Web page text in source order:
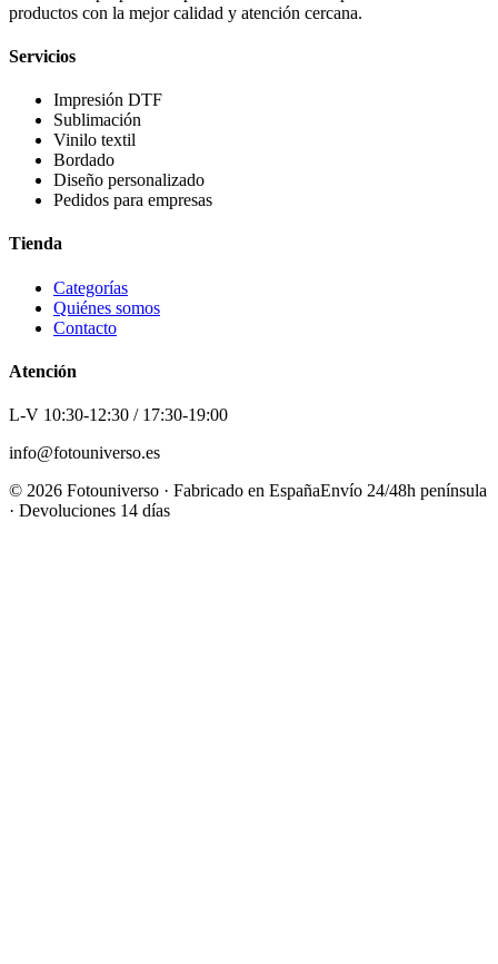
productos con la mejor calidad y atención cercana.
Servicios
Impresión DTF
Sublimación
Vinilo textil
Bordado
Diseño personalizado
Pedidos para empresas
Tienda
Categorías
Quiénes somos
Contacto
Atención
L-V 10:30-12:30 / 17:30-19:00
info@fotouniverso.es
© 2026 Fotouniverso · Fabricado en EspañaEnvío 24/48h península
· Devoluciones 14 días